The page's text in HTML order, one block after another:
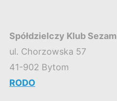
Spółdzielczy Klub Sezam
ul. Chorzowska 57
41-902 Bytom
RODO